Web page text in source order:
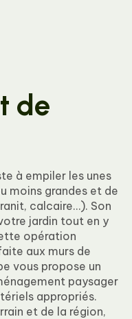
de
à empiler les unes
moins grandes et de
calcaire…). Son
jardin tout en y
opération
aux murs de
vous propose un
paysager
appropriés.
et de la région,